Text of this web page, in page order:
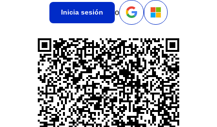
Inicia sesión o